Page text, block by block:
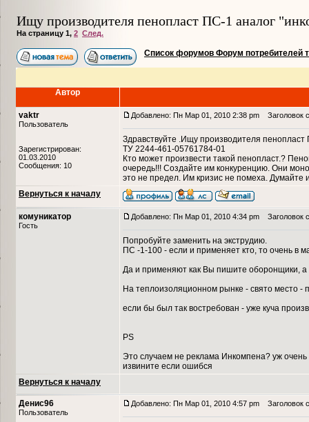
Ищу производителя пенопласт ПС-1 аналог
На страницу 1, 2 След.
Список форумов Форум потребителей
Автор
vaktr
Пользователь
Зарегистрирован:
01.03.2010
Сообщения: 10
Добавлено: Пн Мар 01, 2010 2:38 pm Заголовок
Здравствуйте .Ищу производителя
ТУ 2244-461-05761784-01
Кто может произвести такой пенопласт.?
очередь!!! Создайте им конкуренцию. Они
это не предел. Им кризис не помеха. Думайте
Вернуться к началу
комуникатор
Гость
Добавлено: Пн Мар 01, 2010 4:34 pm Заголовок
Попробуйте заменить на экструдию.
ПС -1-100 - если и применяет кто, то очень в
Да и применяют как Вы пишите оборонщики, а
На теплоизоляционном рынке - свято место -
если бы был так востребован - уже куча
PS
Это случаем не реклама Инкомпена? уж очень
извините если ошибся
Вернуться к началу
Денис96
Пользователь
Добавлено: Пн Мар 01, 2010 4:57 pm Заголовок